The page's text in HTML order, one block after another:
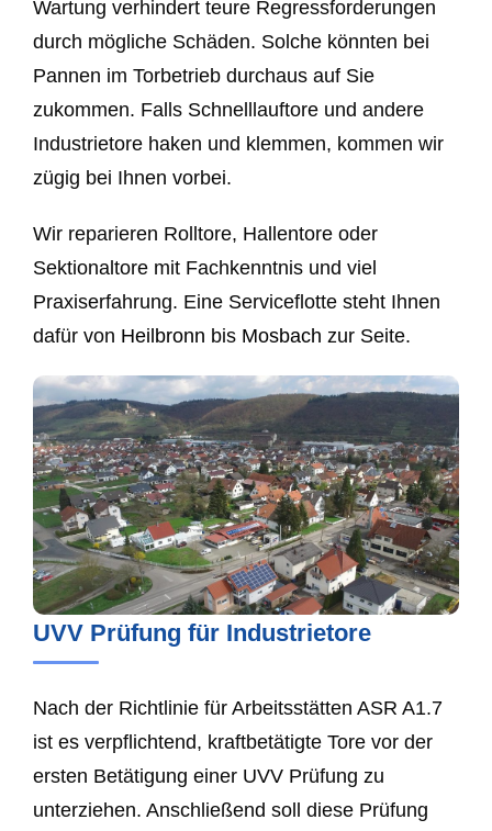
Wartung verhindert teure Regressforderungen
durch mögliche Schäden. Solche könnten bei
Pannen im Torbetrieb durchaus auf Sie
zukommen. Falls Schnelllauftore und andere
Industrietore haken und klemmen, kommen wir
zügig bei Ihnen vorbei.
Wir reparieren Rolltore, Hallentore oder
Sektionaltore mit Fachkenntnis und viel
Praxiserfahrung. Eine Serviceflotte steht Ihnen
dafür von Heilbronn bis Mosbach zur Seite.
UVV Prüfung für Industrietore
Nach der Richtlinie für Arbeitsstätten ASR A1.7
ist es verpflichtend, kraftbetätigte Tore vor der
ersten Betätigung einer UVV Prüfung zu
unterziehen. Anschließend soll diese Prüfung